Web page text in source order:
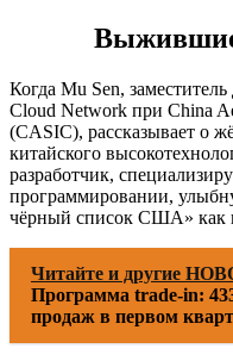
Когда Mu Sen,
Cloud Network при China
(CASIC), рассказывает о
китайского
разработчик,
программировании,
чёрный список США» как
Читайте и другие
Программа trade-in:
продаж в первом